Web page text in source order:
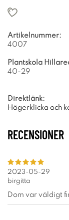
Artikelnummer:
4007
Plantskola
40-29
Direktlänk:
Högerklicka och
RECENSIONER
2023-05-29
birgitta
Dom var väldigt